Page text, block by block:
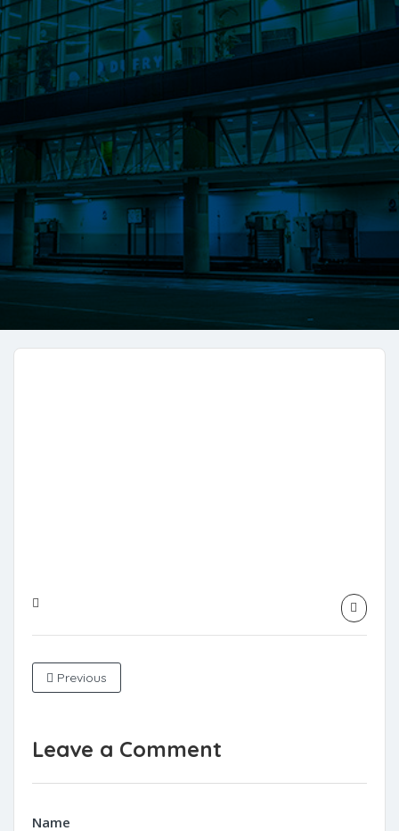
Previous
Leave a Comment
Name